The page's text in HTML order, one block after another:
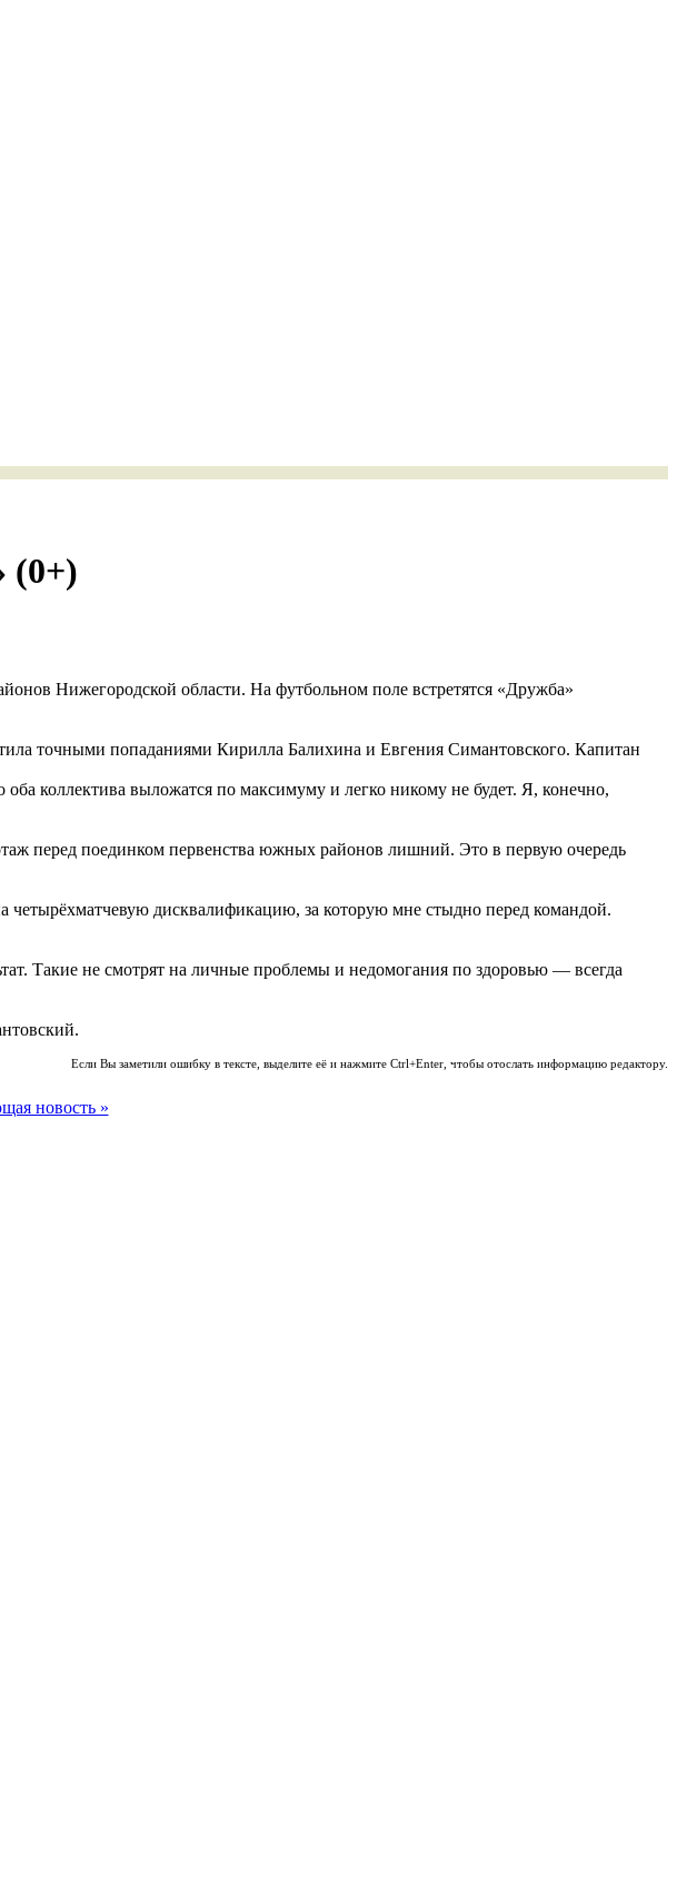
(0+)
Нижегородской области. На футбольном поле встретятся «Дружба»
точными попаданиями Кирилла Балихина и Евгения Симантовского. Капитан
коллектива выложатся по максимуму и легко никому не будет. Я, конечно,
перед поединком первенства южных районов лишний. Это в первую очередь
дисквалификацию, за которую мне стыдно перед командой.
Такие не смотрят на личные проблемы и недомогания по здоровью — всегда
Если Вы заметили ошибку в тексте, выделите её и нажмите Ctrl+Enter, чтобы отослать информацию редактору.
новость »